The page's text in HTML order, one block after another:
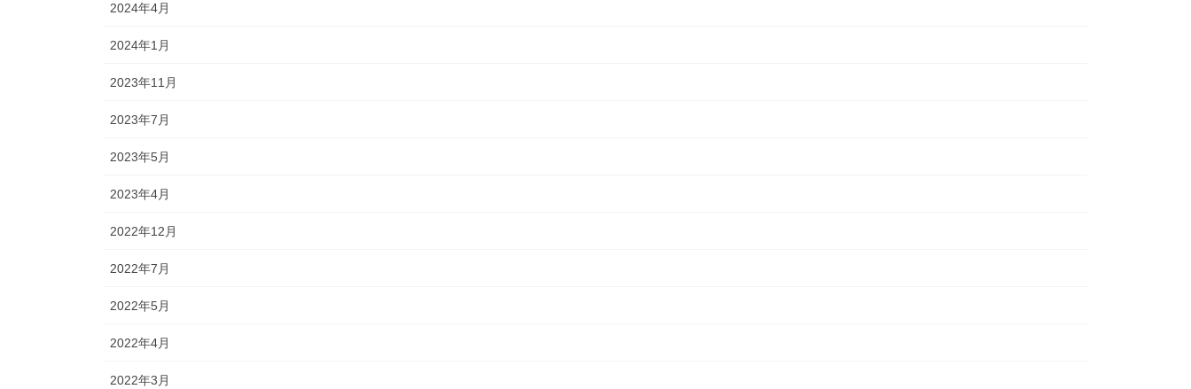
2024年4月
2024年1月
2023年11月
2023年7月
2023年5月
2023年4月
2022年12月
2022年7月
2022年5月
2022年4月
2022年3月